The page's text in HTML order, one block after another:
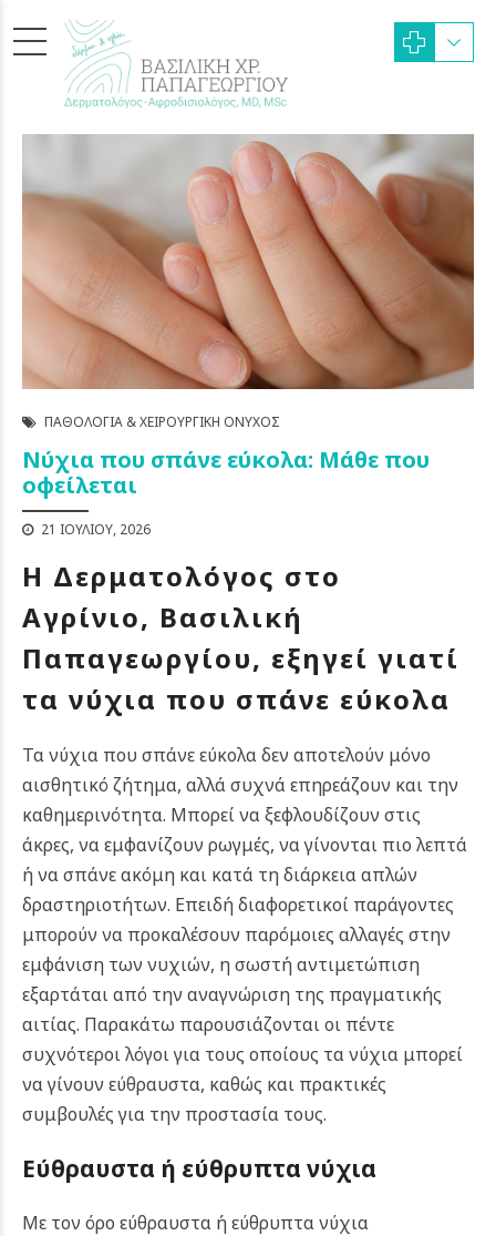
ΠΑΘΟΛΟΓΊΑ & ΧΕΙΡΟΥΡΓΙΚΉ ΌΝΥΧΟΣ
Νύχια που σπάνε εύκολα: Μάθε που
οφείλεται
21 ΙΟΥΛΊΟΥ, 2026
Η Δερματολόγος στο
Αγρίνιο, Βασιλική
Παπαγεωργίου, εξηγεί γιατί
τα νύχια που σπάνε εύκολα
Τα νύχια που σπάνε εύκολα δεν αποτελούν μόνο
αισθητικό ζήτημα, αλλά συχνά επηρεάζουν και την
καθημερινότητα. Μπορεί να ξεφλουδίζουν στις
άκρες, να εμφανίζουν ρωγμές, να γίνονται πιο λεπτά
ή να σπάνε ακόμη και κατά τη διάρκεια απλών
δραστηριοτήτων. Επειδή διαφορετικοί παράγοντες
μπορούν να προκαλέσουν παρόμοιες αλλαγές στην
εμφάνιση των νυχιών, η σωστή αντιμετώπιση
εξαρτάται από την αναγνώριση της πραγματικής
αιτίας. Παρακάτω παρουσιάζονται οι πέντε
συχνότεροι λόγοι για τους οποίους τα νύχια μπορεί
να γίνουν εύθραυστα, καθώς και πρακτικές
συμβουλές για την προστασία τους.
Εύθραυστα ή εύθρυπτα νύχια
Με τον όρο εύθραυστα ή εύθρυπτα νύχια